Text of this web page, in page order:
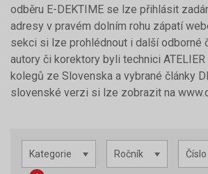
odběru E-DEKTIME se lze přihlásit
adresy v pravém dolním rohu zápatí
sekci si lze prohlédnout i další odborné
autory či korektory byli technici ATELIER
kolegů ze Slovenska a vybrané články
slovenské verzi si lze zobrazit na
Kategorie Ročník Číslo